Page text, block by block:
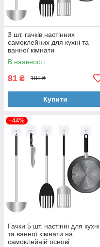
3 шт. гачків настінних
самоклейних для кухні та
ванної кімнати
В наявності
81 ₴ 181 ₴
Купити
–44%
Гачки 5 шт. настінні для кухні
та ванної кімнати на
самоклейній основі